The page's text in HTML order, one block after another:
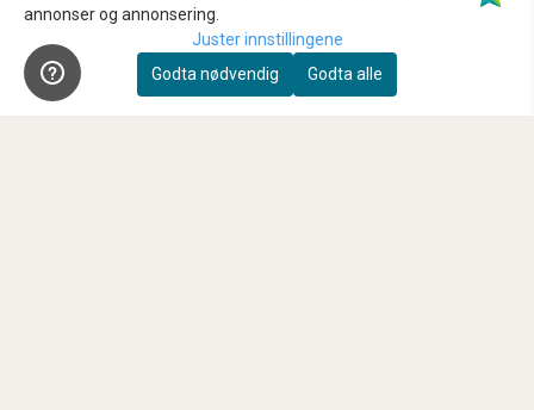
Reparasjon og service
Innbytte
annonser og annonsering.
Juster innstillingene
Godta nødvendig
Godta alle